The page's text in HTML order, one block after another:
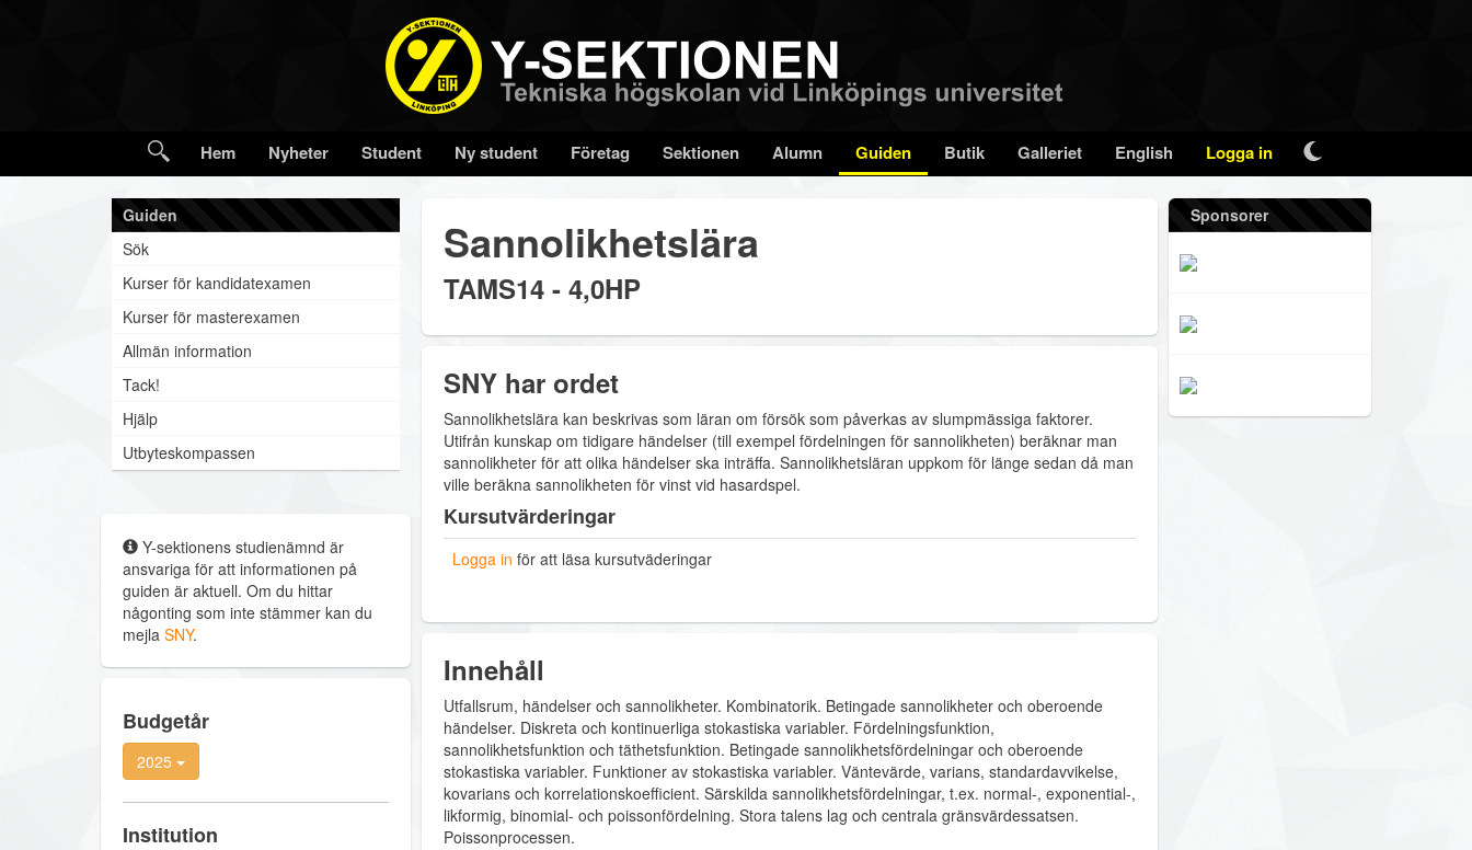
Hem Nyheter Student Ny student Företag Sektionen Alumn Guiden Butik Galleriet English Logga in
Guiden
Sök
Kurser för kandidatexamen
Kurser för masterexamen
Allmän information
Tack!
Hjälp
Utbyteskompassen
Y-sektionens studienämnd är
ansvariga för att informationen på
guiden är aktuell. Om du hittar
någonting som inte stämmer kan du
mejla SNY.
Budgetår
2025
Institution
Sannolikhetslära
TAMS14 - 4,0HP
SNY har ordet
Sannolikhetslära kan beskrivas som läran om försök som påverkas av slumpmässiga faktorer.
Utifrån kunskap om tidigare händelser (till exempel fördelningen för sannolikheten) beräknar man
sannolikheter för att olika händelser ska inträffa. Sannolikhetsläran uppkom för länge sedan då man
ville beräkna sannolikheten för vinst vid hasardspel.
Kursutvärderingar
Logga in för att läsa kursutväderingar
Innehåll
Utfallsrum, händelser och sannolikheter. Kombinatorik. Betingade sannolikheter och oberoende
händelser. Diskreta och kontinuerliga stokastiska variabler. Fördelningsfunktion,
sannolikhetsfunktion och täthetsfunktion. Betingade sannolikhetsfördelningar och oberoende
stokastiska variabler. Funktioner av stokastiska variabler. Väntevärde, varians, standardavvikelse,
kovarians och korrelationskoefficient. Särskilda sannolikhetsfördelningar, t.ex. normal-, exponential-,
likformig, binomial- och poissonfördelning. Stora talens lag och centrala gränsvärdessatsen.
Poissonprocessen.
Sponsorer